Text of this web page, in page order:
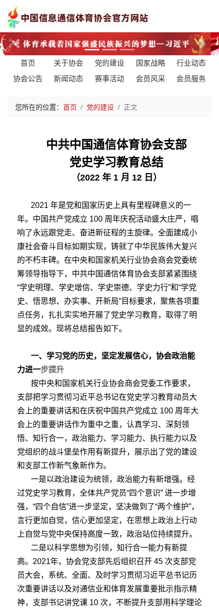
Previous
Next
首页
关于协会 党的建设 国家战略
行业动态
协会公告
新闻动态 赛事活动 会员风采 会员服务
您所在的位置： 首页 党的建设 正文
中共中国通信体育协会支部
党史学习教育总结
（2022 年 1 月 12 日）
2021 年是党和国家历史上具有里程碑意义的一
年。中国共产党成立 100 周年庆祝活动盛大庄严，唱
响了永远跟党走、奋进新征程的主旋律。全面建成小
康社会奋斗目标如期实现，铸就了中华民族伟大复兴
的不朽丰碑。在中央和国家机关行业协会商会党委统
筹领导指导下，中共中国通信体育协会支部紧紧围绕
“学史明理、学史增信、学史崇德、学史力行”和“学党
史、悟思想、办实事、开新局”目标要求，聚焦各项重
点任务，扎扎实实地开展了党史学习教育，取得了明
显的成效。现将总结报告如下。
一、 学习党的历史，坚定发展信心，协会政治能
力进一步提升
按中央和国家机关行业协会商会党委工作要求，
支部把学习贯彻习近平总书记在党史学习教育动员大
会上的重要讲话和在庆祝中国共产党成立 100 周年大
会上的重要讲话作为重中之重，认真学习、深刻领
悟、知行合一，政治能力、学习能力、执行能力以及
党组织的战斗堡垒作用有新提升，展示出了党的建设
和支部工作新气象新作为。
一是以政治建设为统领，政治能力有新增强。经
过党史学习教育，全体共产党员“四个意识” 进一步增
强，“四个自信”进一步坚定，坚决做到了“两个维护”，
言行更加自觉，信心更加坚定，在思想上政治上行动
上自觉与党中央保持高度一致，政治站位持续提升。
二是以科学思想为引领，知行合一能力有新提
高。2021年，协会党支部先后组织召开 45 次支部党
员大会，系统、全面、及时学习贯彻习近平总书记历
次重要讲话以及对通信业和体育发展重要批示指示精
神，支部书记讲党课 10 次，不断提升支部用科学理论